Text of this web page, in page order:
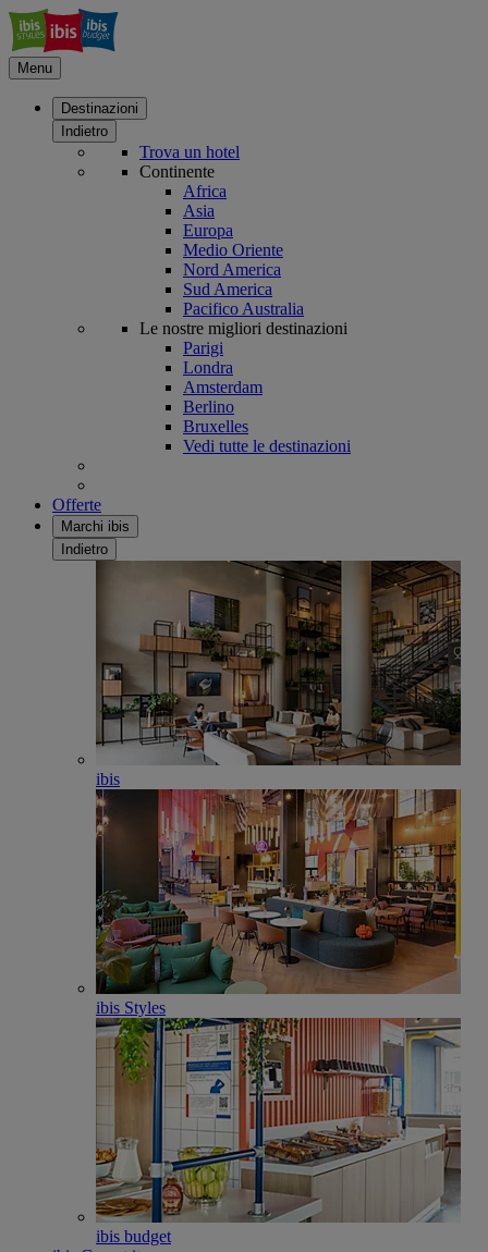
Menu
Destinazioni
Indietro
Trova un hotel
Continente
Africa
Asia
Europa
Medio Oriente
Nord America
Sud America
Pacifico Australia
Le nostre migliori destinazioni
Parigi
Londra
Amsterdam
Berlino
Bruxelles
Vedi tutte le destinazioni
Offerte
Marchi ibis
Indietro
ibis
ibis Styles
ibis budget